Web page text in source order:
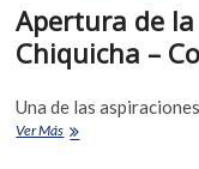
Apertura de
Chiquicha –
Una de las
Ver Más